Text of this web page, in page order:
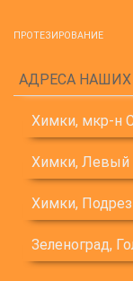
ПРОТЕЗИРОВАНИЕ
АДРЕСА
Химки, мкр-н
Химки, Левый
Химки,
Зеленоград,